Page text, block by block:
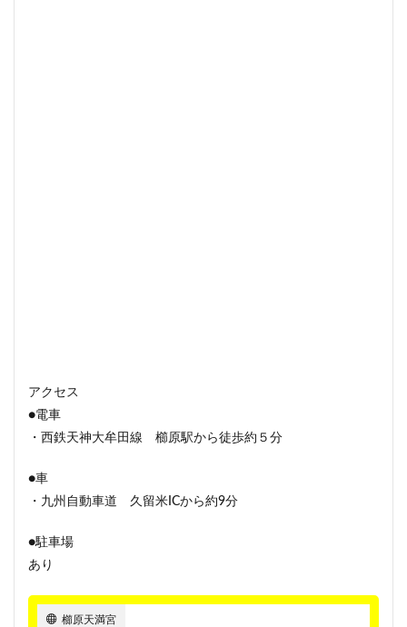
アクセス
●電車
・西鉄天神大牟田線 櫛原駅から徒歩約５分
●車
・九州自動車道 久留米ICから約9分
●駐車場
あり
櫛原天満宮